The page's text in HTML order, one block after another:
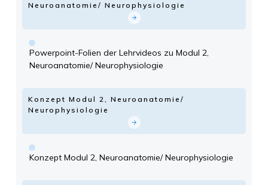
Neuroanatomie/ Neurophysiologie
Powerpoint-Folien der Lehrvideos zu Modul 2,
Neuroanatomie/ Neurophysiologie
Konzept Modul 2, Neuroanatomie/
Neurophysiologie
Konzept Modul 2, Neuroanatomie/ Neurophysiologie